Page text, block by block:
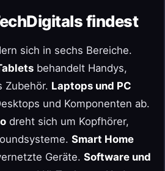
findest
sich in sechs Bereiche.
behandelt Handys,
Zubehör. Laptops und PC
und Komponenten ab.
dreht sich um Kopfhörer,
Smart Home
Geräte. Software und